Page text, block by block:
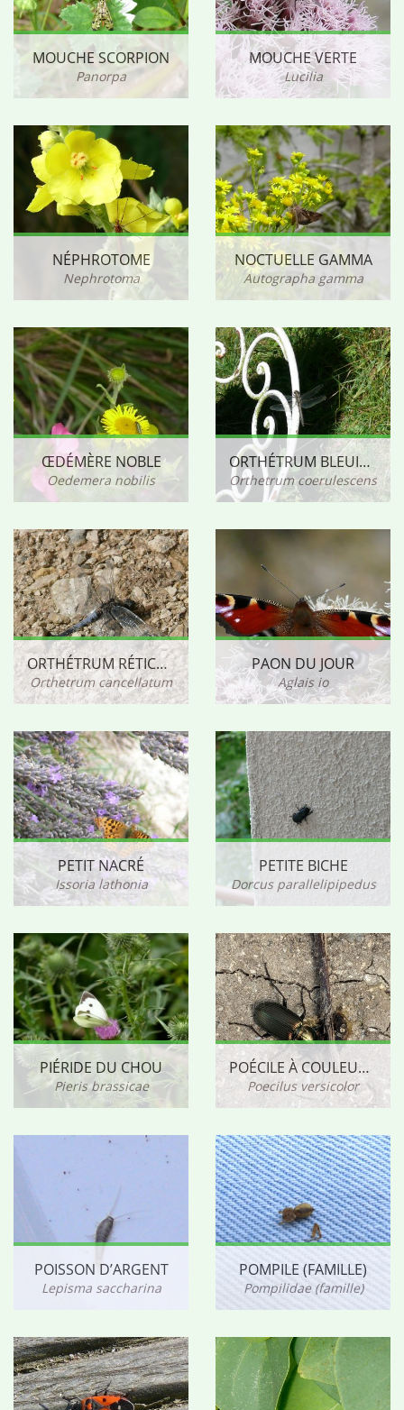
MOUCHE SCORPION
Panorpa
MOUCHE VERTE
Lucilia
NÉPHROTOME
Nephrotoma
NOCTUELLE GAMMA
Autographa gamma
ŒDÉMÈRE NOBLE
Oedemera nobilis
ORTHÉTRUM BLEUISSANT - FEMELLE (?)
Orthetrum coerulescens
ORTHÉTRUM RÉTICULÉ
Orthetrum cancellatum
PAON DU JOUR
Aglais io
PETIT NACRÉ
Issoria lathonia
PETITE BICHE
Dorcus parallelipipedus
PIÉRIDE DU CHOU
Pieris brassicae
POÉCILE À COULEUR CHANGEANTE
Poecilus versicolor
POISSON D’ARGENT
Lepisma saccharina
POMPILE (FAMILLE)
Pompilidae (famille)